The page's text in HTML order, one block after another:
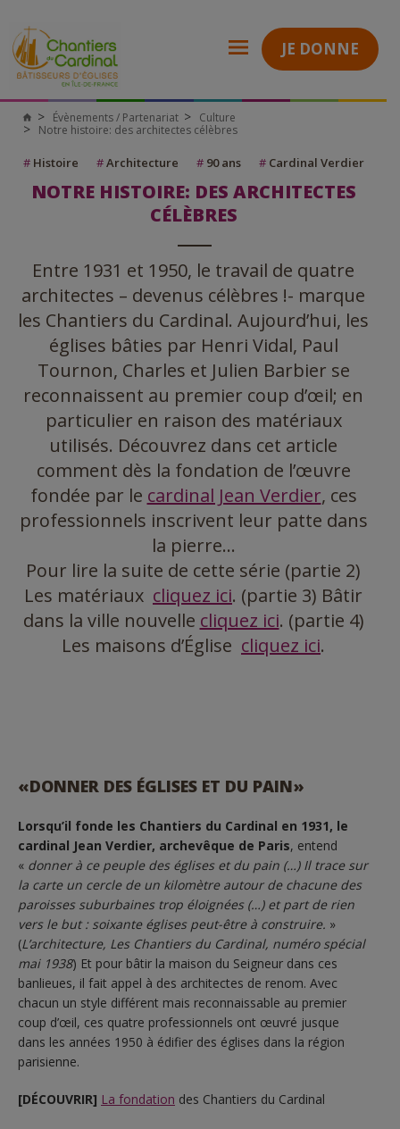
JE DONNE
Chantiers
du
Évènements / Partenariat
Culture
Notre histoire: des architectes célèbres
#Histoire #Architecture #90 ans #Cardinal Verdier
NOTRE HISTOIRE: DES ARCHITECTES
CÉLÈBRES
Entre 1931 et 1950, le travail de quatre
architectes – devenus célèbres !- marque
les Chantiers du Cardinal. Aujourd’hui, les
églises bâties par Henri Vidal, Paul
Tournon, Charles et Julien Barbier se
reconnaissent au premier coup d’œil; en
particulier en raison des matériaux
utilisés. Découvrez dans cet article
comment dès la fondation de l’œuvre
fondée par le cardinal Jean Verdier, ces
professionnels inscrivent leur patte dans
la pierre…
Pour lire la suite de cette série (partie 2)
Les matériaux cliquez ici. (partie 3) Bâtir
dans la ville nouvelle cliquez ici. (partie 4)
Les maisons d’Église cliquez ici.
«DONNER DES ÉGLISES ET DU PAIN»
Lorsqu’il fonde les Chantiers du Cardinal en 1931, le
cardinal Jean Verdier, archevêque de Paris, entend
« donner à ce peuple des églises et du pain (…) Il trace sur
la carte un cercle de un kilomètre autour de chacune des
paroisses suburbaines trop éloignées (…) et part de rien
vers le but : soixante églises peut-être à construire. »
(L’architecture, Les Chantiers du Cardinal, numéro spécial
mai 1938) Et pour bâtir la maison du Seigneur dans ces
banlieues, il fait appel à des architectes de renom. Avec
chacun un style différent mais reconnaissable au premier
coup d’œil, ces quatre professionnels ont œuvré jusque
dans les années 1950 à édifier des églises dans la région
parisienne.
[DÉCOUVRIR] La fondation des Chantiers du Cardinal